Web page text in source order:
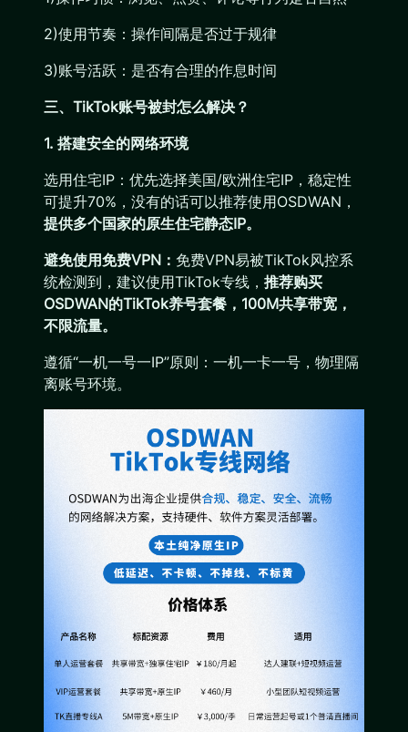
2)使用节奏：操作间隔是否过于规律
3)账号活跃：是否有合理的作息时间
三、TikTok账号被封怎么解决？
1. 搭建安全的网络环境
选用住宅IP：优先选择美国/欧洲住宅IP，稳定性
可提升70%，没有的话可以推荐使用OSDWAN，
提供多个国家的原生住宅静态IP。
避免使用免费VPN： 免费VPN易被TikTok风控系
统检测到，建议使用TikTok专线， 推荐购买
OSDWAN的TikTok养号套餐，100M共享带宽，
不限流量。
遵循“一机一号一IP”原则：一机一卡一号，物理隔
离账号环境。